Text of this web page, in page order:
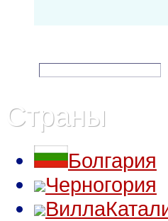
Страны
Болгария
Черногория